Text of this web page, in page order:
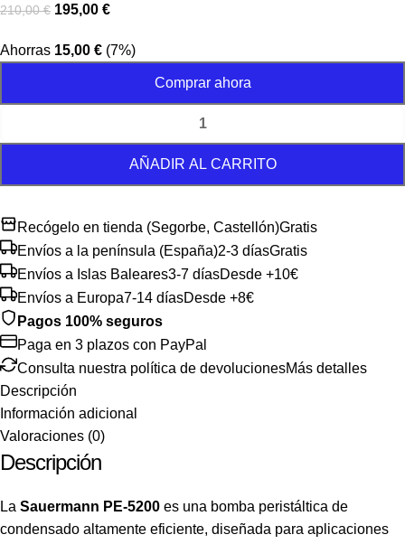
210,00€ 195,00 €
Ahorras 15,00 € (7%)
AÑADIR AL CARRITO
Comprar ahora
Recógelo en tienda (Segorbe, Castellón)Gratis
Envíos a la península (España)2-3 díasGratis
Envíos a Islas Baleares3-7 díasDesde +10€
Envíos a Europa7-14 díasDesde +8€
Pagos 100% seguros
Paga en 3 plazos con PayPal
Consulta nuestra política de devolucionesMás detalles
Descripción
Información adicional
Valoraciones (0)
Descripción
La Sauermann PE-5200 es una bomba peristáltica de
condensado altamente eficiente, diseñada para aplicaciones